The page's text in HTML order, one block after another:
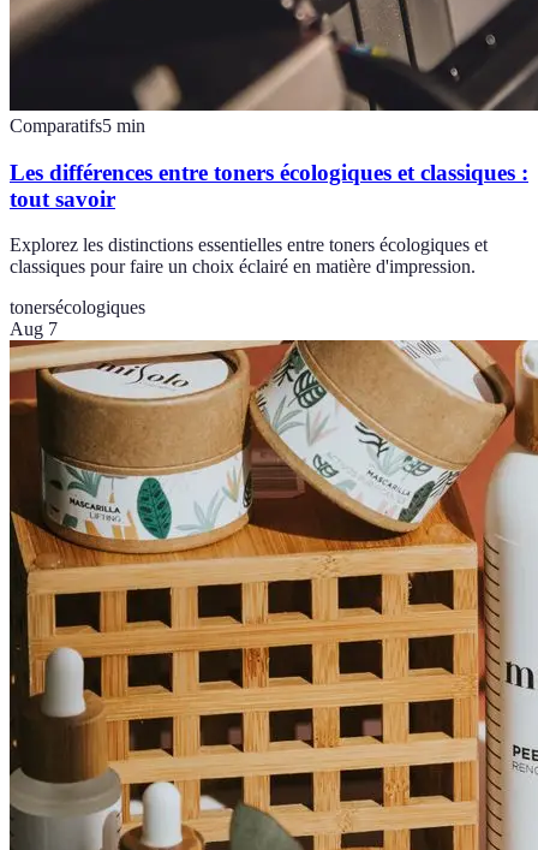
Comparatifs5 min
Les différences entre toners écologiques et classiques :
tout savoir
Explorez les distinctions essentielles entre toners écologiques et
classiques pour faire un choix éclairé en matière d'impression.
tonersécologiques
Aug 7